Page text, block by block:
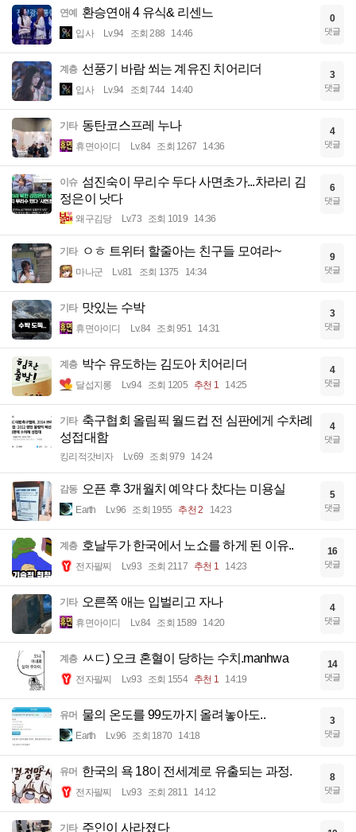
연예 환승연애 4 유식& 리센느
입사 Lv.94 조회 288 14:46
0
댓글
계층 선풍기 바람 쐬는 계유진 치어리더
입사 Lv.94 조회 744 14:40
3
댓글
기타 동탄코스프레 누나
휴면아이디 Lv.84 조회 1267 14:36
4
댓글
이슈 섬진숙이 무리수 두다 사면초가...차라리 김
정은이 낫다
왜구김당 Lv.73 조회 1019 14:36
6
댓글
기타 ㅇㅎ 트위터 할줄아는 친구들 모여라~
마나군 Lv.81 조회 1375 14:34
9
댓글
기타 맛있는 수박
휴면아이디 Lv.84 조회 951 14:31
3
댓글
계층 박수 유도하는 김도아 치어리더
달섭지롱 Lv.94 조회 1205 추천 1 14:25
4
댓글
기타 축구협회 올림픽 월드컵 전 심판에게 수차례
성접대함
킹리적갓비자 Lv.69 조회 979 14:24
4
댓글
감동 오픈 후 3개월치 예약 다 찼다는 미용실
Earth Lv.96 조회 1955 추천 2 14:23
5
댓글
계층 호날두가 한국에서 노쇼를 하게 된 이유..
전자팔찌 Lv.93 조회 2117 추천 1 14:23
16
댓글
기타 오른쪽 애는 입벌리고 자나
휴면아이디 Lv.84 조회 1589 14:20
4
댓글
계층 ㅆㄷ) 오크 혼혈이 당하는 수치.manhwa
전자팔찌 Lv.93 조회 1554 추천 1 14:19
14
댓글
유머 물의 온도를 99도까지 올려놓아도..
Earth Lv.96 조회 1870 14:18
3
댓글
유머 한국의 욕 18이 전세계로 유출되는 과정.
전자팔찌 Lv.93 조회 2811 14:12
8
댓글
기타 주인이 사라졌다